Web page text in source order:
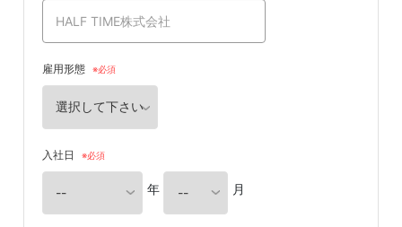
雇用形態
入社日
年 月